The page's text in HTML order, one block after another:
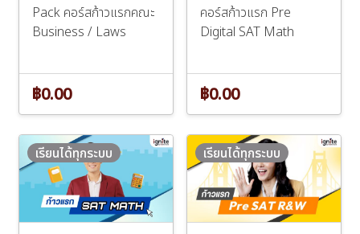
Pack คอร์สก้าวแรกคณะ
Business / Laws
฿0.00
คอร์สก้าวแรก Pre
Digital SAT Math
฿0.00
เรียนได้ทุกระบบ เรียนได้ทุกระบบ